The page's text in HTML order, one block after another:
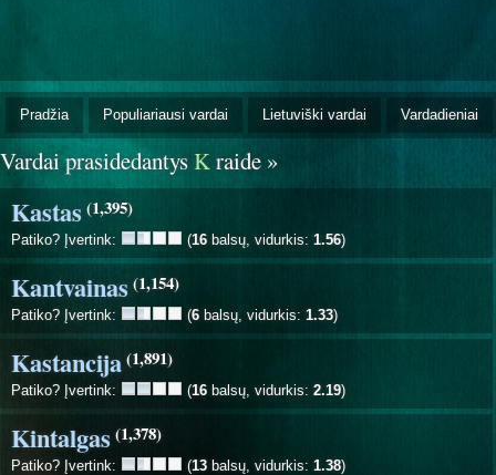
Pradžia Populiariausi vardai Lietuviški vardai Vardadieniai
Vardai prasidedantysK raide »
Kastas (1,395)
Patiko? Įvertink: (16 balsų, vidurkis: 1.56)
Kantvainas(1,154)
Patiko? Įvertink: (6 balsų, vidurkis: 1.33)
Kastancija(1,891)
Patiko? Įvertink: (16 balsų, vidurkis: 2.19)
Kintalgas (1,378)
Patiko? Įvertink: (13 balsų, vidurkis: 1.38)